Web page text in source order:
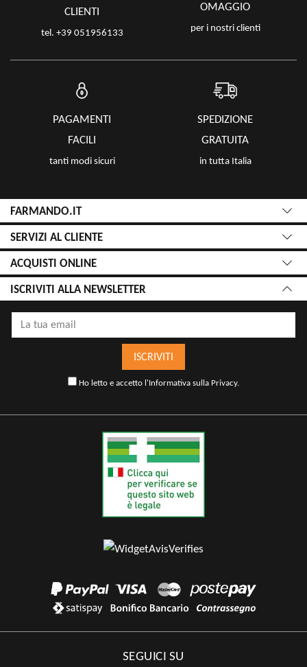
CLIENTI
tel. +39 051956133
OMAGGIO
per i nostri clienti
PAGAMENTI
FACILI
tanti modi sicuri
SPEDIZIONE
GRATUITA
in tutta Italia
FARMANDO.IT
SERVIZI AL CLIENTE
ACQUISTI ONLINE
ISCRIVITI ALLA NEWSLETTER
ISCRIVITI
Ho letto e accetto l'Informativa sulla Privacy.
SEGUICI SU